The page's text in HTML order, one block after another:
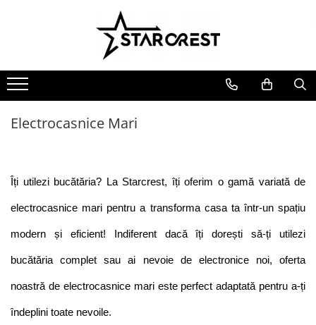
Electrocasnice Mari
Aparate frigorifice
Combină frigorifică
Congelator
Vitrină de vinuri
Masini de spalat vase
Hotă bucătărie
Electrocasnice Mici
Electrocasnice bucătărie
Accesorii bucătărie
Aparat clătite
Role pungi vidat
Blendere & Tocatoare
Fierbător apă
Air fryer - Friteuză cu aer cald
Grătar electric
Prăjitor de pâine
Ingrijire personală
Aparate & Accesorii ingrijire
Electrocasnice Mari
Îți utilezi bucătăria? La Starcrest, îți oferim o gamă variată de
electrocasnice mari pentru a transforma casa ta într-un spațiu
modern și eficient! Indiferent dacă îți dorești să-ți utilezi
bucătăria complet sau ai nevoie de electronice noi, oferta
noastră de electrocasnice mari este perfect adaptată pentru a-ți
îndeplini toate nevoile.